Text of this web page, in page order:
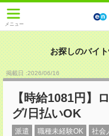
メニュー
お探しのバイ
掲載日 :2026/06/16
【時給1081円】
グ/日払いOK
派遣 職種未経験OK 社会